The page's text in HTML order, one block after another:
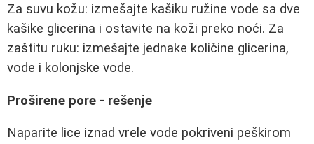
Za suvu kožu: izmešajte kašiku ružine vode sa dve
kašike glicerina i ostavite na koži preko noći. Za
zaštitu ruku: izmešajte jednake količine glicerina,
vode i kolonjske vode.
Proširene pore - rešenje
Naparite lice iznad vrele vode pokriveni peškirom